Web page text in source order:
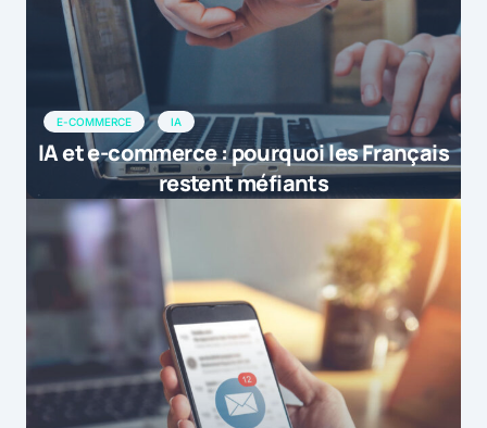
E-COMMERCE IA
IA et e-commerce : pourquoi les Français
restent méfiants